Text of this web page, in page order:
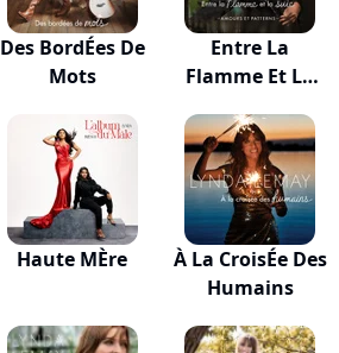
Des BordÉes De
Mots
Entre La
Flamme Et La
Haute MÈre
À La CroisÉe Des
Humains